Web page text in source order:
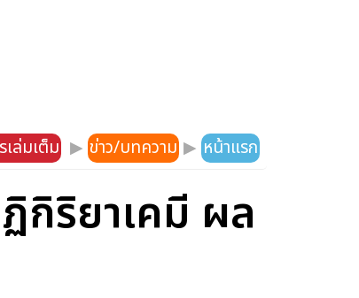
เล่มเต็ม ▶ ข่าว/บทความ ▶ หน้าแรก
กิริยาเคมี ผล